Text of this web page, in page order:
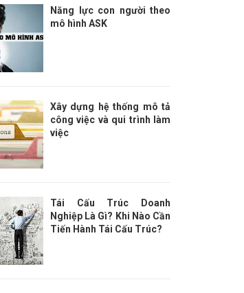
Năng lực con người theo
mô hình ASK
Xây dựng hệ thống mô tả
công việc và qui trình làm
việc
Tái Cấu Trúc Doanh
Nghiệp Là Gì? Khi Nào Cần
Tiến Hành Tái Cấu Trúc?